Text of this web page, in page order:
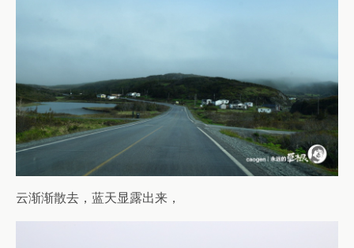
云渐渐散去，蓝天显露出来，